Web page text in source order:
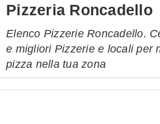
Pizzeria Roncadello
Elenco Pizzerie Roncadello.
e migliori Pizzerie e locali per
pizza nella tua zona